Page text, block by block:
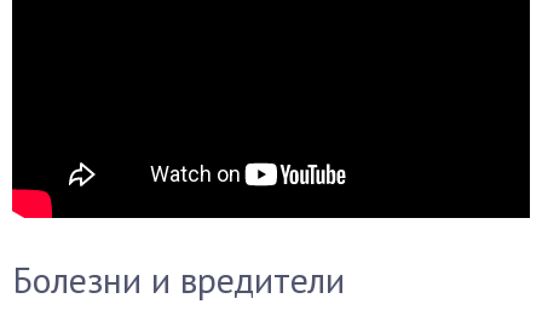
Болезни и вредители